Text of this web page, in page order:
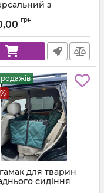
з
стропа
грн
для тварин
сидіння